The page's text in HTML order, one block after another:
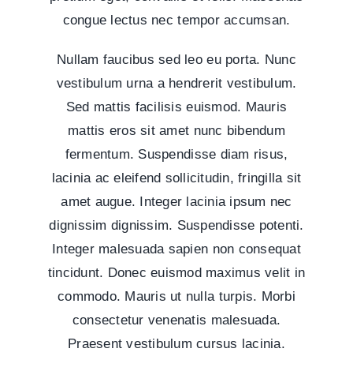
congue lectus nec tempor accumsan.
Nullam faucibus sed leo eu porta. Nunc
vestibulum urna a hendrerit vestibulum.
Sed mattis facilisis euismod. Mauris
mattis eros sit amet nunc bibendum
fermentum. Suspendisse diam risus,
lacinia ac eleifend sollicitudin, fringilla sit
amet augue. Integer lacinia ipsum nec
dignissim dignissim. Suspendisse potenti.
Integer malesuada sapien non consequat
tincidunt. Donec euismod maximus velit in
commodo. Mauris ut nulla turpis. Morbi
consectetur venenatis malesuada.
Praesent vestibulum cursus lacinia.